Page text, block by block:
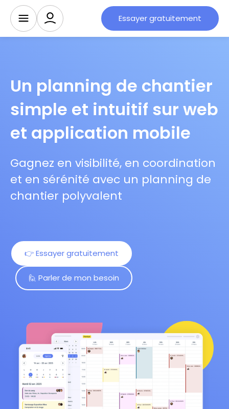
Essayer gratuitement
Un planning de chantier
simple et intuitif sur web
et application mobile
Gagnez en visibilité, en coordination
et en sérénité avec un planning de
chantier polyvalent
👉 Essayer gratuitement
🙋 Parler de mon besoin